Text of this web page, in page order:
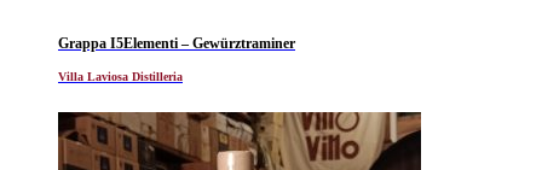
Grappa I5Elementi – Gewürztraminer
Villa Laviosa Distilleria